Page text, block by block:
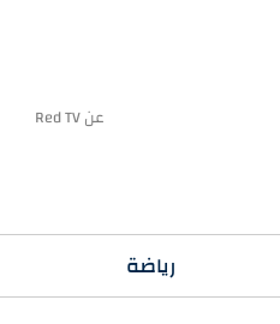
عن Red TV
رياضة